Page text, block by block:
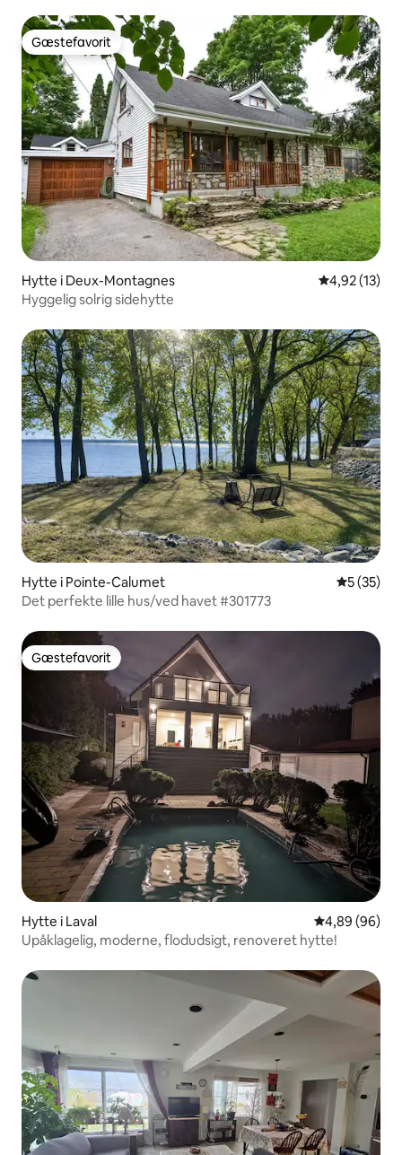
Gæstefavorit
Gæstefavorit
Hytte i Deux-Montagnes 4,92 ud af 5
4,92 (13)
Hyggelig solrig sidehytte
Hytte i Pointe-Calumet 5 ud af 5 i
5 (35)
Det perfekte lille hus/ved havet #301773
Gæstefavorit
Gæstefavorit
Hytte i Laval 4,89 ud af 5 i
4,89 (96)
Upåklagelig, moderne, flodudsigt, renoveret hytte!